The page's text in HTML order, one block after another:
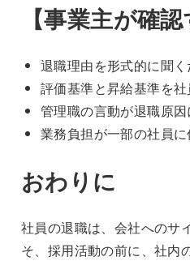
【事業主が確
退職理由を形式的に聞
評価基準と昇給基準を
管理職の言動が退職原
業務負担が一部の社員
おわりに
社員の退職は、会社へのサ
そ、採用活動の前に、社内